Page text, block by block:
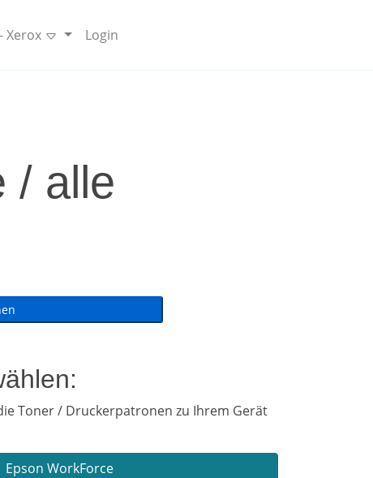
Xerox Login
/ alle
Toner / Druckerpatronen zu Ihrem Gerät
Epson WorkForce